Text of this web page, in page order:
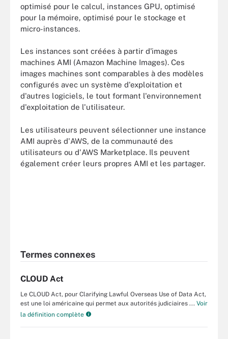
optimisé pour le calcul, instances GPU, optimisé
pour la mémoire, optimisé pour le stockage et
micro-instances.
Les instances sont créées à partir d'images
machines AMI (Amazon Machine Images). Ces
images machines sont comparables à des modèles
configurés avec un système d'exploitation et
d'autres logiciels, le tout formant l'environnement
d'exploitation de l'utilisateur.
Les utilisateurs peuvent sélectionner une instance
AMI auprès d'AWS, de la communauté des
utilisateurs ou d'AWS Marketplace. Ils peuvent
également créer leurs propres AMI et les partager.
Termes connexes
CLOUD Act
Le CLOUD Act, pour Clarifying Lawful Overseas Use of Data Act,
est une loi américaine qui permet aux autorités judiciaires ... Voir
la définition complète